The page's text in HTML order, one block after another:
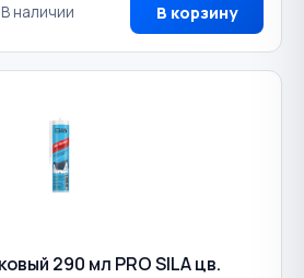
В наличии В корзину
290 мл PRO SILA цв.